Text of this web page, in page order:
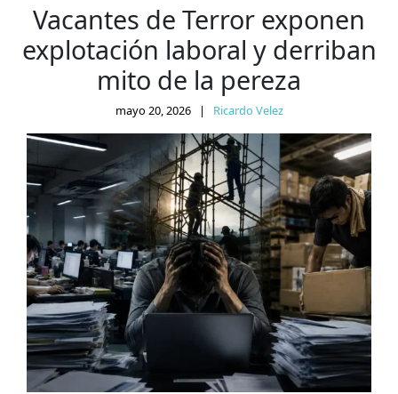
Vacantes de Terror exponen
explotación laboral y derriban
mito de la pereza
mayo 20, 2026 | Ricardo Velez